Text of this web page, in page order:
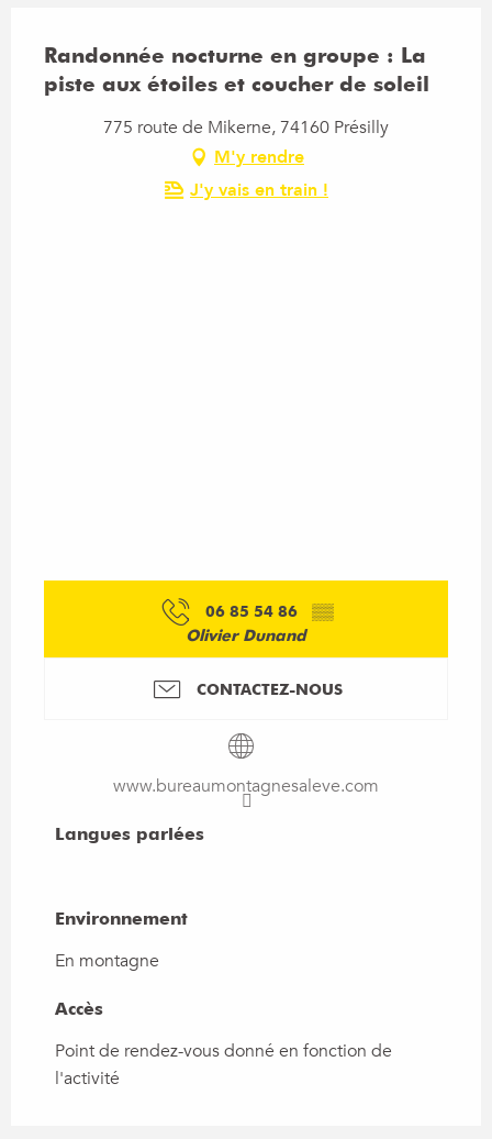
Randonnée nocturne en groupe : La
piste aux étoiles et coucher de soleil
775 route de Mikerne, 74160 Présilly
M'y rendre
J'y vais en train !
06 85 54 86 ▒▒
Olivier Dunand
CONTACTEZ-NOUS
www.bureaumontagnesaleve.com
Langues parlées
Langues parlées
Environnement
Environnement
En montagne
Accès
Accès
Point de rendez-vous donné en fonction de
l'activité